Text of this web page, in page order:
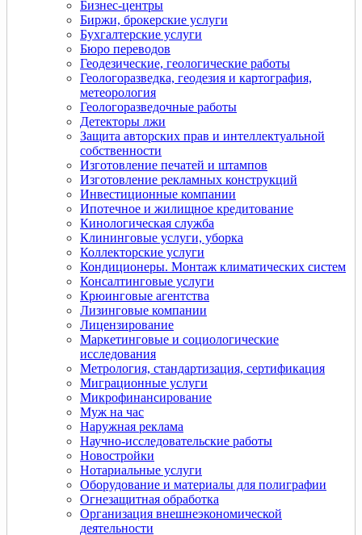
Бизнес-центры
Биржи, брокерские услуги
Бухгалтерские услуги
Бюро переводов
Геодезические, геологические работы
Геологоразведка, геодезия и картография,
метеорология
Геологоразведочные работы
Детекторы лжи
Защита авторских прав и интеллектуальной
собственности
Изготовление печатей и штампов
Изготовление рекламных конструкций
Инвестиционные компании
Ипотечное и жилищное кредитование
Кинологическая служба
Клининговые услуги, уборка
Коллекторские услуги
Кондиционеры. Монтаж климатических систем
Консалтинговые услуги
Крюинговые агентства
Лизинговые компании
Лицензирование
Маркетинговые и социологические
исследования
Метрология, стандартизация, сертификация
Миграционные услуги
Микрофинансирование
Муж на час
Наружная реклама
Научно-исследовательские работы
Новостройки
Нотариальные услуги
Оборудование и материалы для полиграфии
Огнезащитная обработка
Организация внешнеэкономической
деятельности